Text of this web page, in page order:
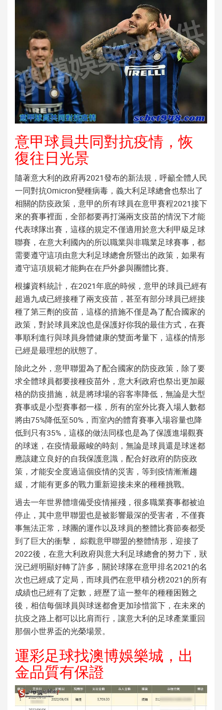
意甲球員共同對抗疫情，恢
復往日光景
隨著意大利的政府再2021發布的新法規，呼籲全體人民
一同對抗Omicron變種病毒，義大利足球總會也祭出了
相關的防疫政策， 意甲的所有球員在意甲賽程2021接下
來的賽事裡面，全部都要再打滿兩支疫苗的情況下才能
代表球隊出賽，這樣的規定不僅適用於意大利甲級足球
聯賽，在意大利國內的所以職業與非職業足球賽事，都
需要遵守這項由意大利足球總會所暨出的政策，如果有
遵守這項規範才能夠在在戶外參與團體比賽。
根據資料統計，在2021年底的時候，意甲的球員已經有
超過九成已經接種了兩支疫苗，甚至有部分球員已經接
種了第三劑的疫苗，這樣的措施不僅是為了配合國家的
政策，對於球員來說也是保護好你我的最佳方式，在賽
事順利進行與球員身體健康的雙面考量下，這樣的情形
已經是最理想的狀態了。
除此之外，意甲聯盟為了配合國家的防疫政策，除了要
求全體球員都要接種疫苗外，意大利政府也祭出更加嚴
格的防疫措施，就是將球場的容客率降低，無論是大型
賽事或是小型賽事都一樣，所有的室外比賽入場人數都
將由75%降低至50%，而室內的體育賽事入場容量也降
低到只有35%，這樣的做法同樣也是為了保護進場觀賽
的球迷，在疫情最嚴峻的時刻，無論是球員還是球迷都
應該建立良好的自我保護意識，配合好政府的防疫政
策，才能安全度過這個疫情的災害，等到疫情漸漸趨
緩，才能有更多的戰力重新迎接未來的種種挑戰。
過去一年世界體壇備受疫情摧殘，很多職業賽事都被迫
停止，其中意甲聯盟也是被影響最深的受害者，不僅賽
事無法正常，球團的運作以及球員的整體比賽節奏都受
到了巨大的衝擊， 綜觀意甲聯盟的整體情形，迎接了
2022後，在意大利政府與意大利足球總會的努力下，狀
況已經明顯好轉了許多，關於球隊在意甲排名2021的名
次也已經成了定局，而球員們在意甲積分榜2021的所有
成績也已經有了定數，經歷了這一整年的種種困難之
後，相信每個球員與球迷都會更加珍惜當下，在未來的
抗疫之路上都可以比肩而行，讓意大利的足球產業重回
那個小世界盃的光榮場景。
運彩足球找澳博娛樂城，出
金品質有保證